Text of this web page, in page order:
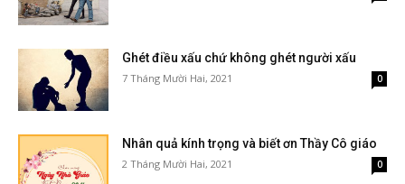
Ghét điều xấu chứ không ghét người xấu
7 Tháng Mười Hai, 2021 0
Nhân quả kính trọng và biết ơn Thầy Cô giáo
2 Tháng Mười Hai, 2021 0